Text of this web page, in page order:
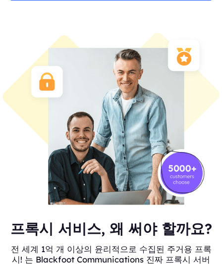
프록시 서비스, 왜 써야 할까요?
전 세계 1억 개 이상의 윤리적으로 수집된 주거용 프록
시! 는 Blackfoot Communications 진짜 프록시 서버